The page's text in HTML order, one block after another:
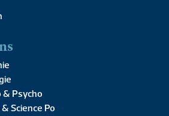
& Psycho
Science Po